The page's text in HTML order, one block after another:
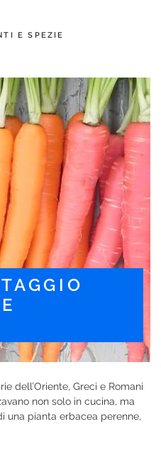
E SPEZIE
dell’Oriente, Greci e Romani
non solo in cucina, ma
una pianta erbacea perenne,